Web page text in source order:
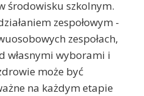
środowisku szkolnym.
zespołowym -
zespołach,
własnymi wyborami i
może być
na każdym etapie